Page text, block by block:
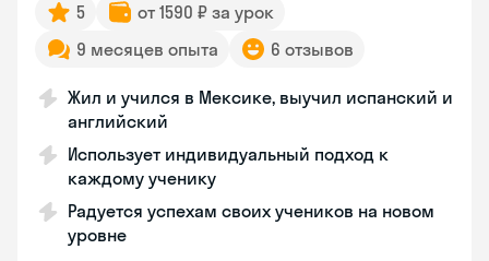
5
от 1590 ₽ за урок
9 месяцев опыта
6 отзывов
Жил и учился в Мексике, выучил испанский и
английский
Использует индивидуальный подход к
каждому ученику
Радуется успехам своих учеников на новом
уровне